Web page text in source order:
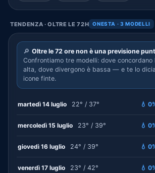
TENDENZA · OLTRE LE 72H ONESTA · 3 MODELLI
🔎 Oltre le 72 ore non è una previsione
Confrontiamo tre modelli: dove
alta, dove divergono è bassa — e te lo
icone finte.
martedì 14 luglio 22° / 37° 💧
mercoledì 15 luglio 23° / 39° 💧
giovedì 16 luglio 24° / 39° 💧
venerdì 17 luglio 23° / 42° 💧